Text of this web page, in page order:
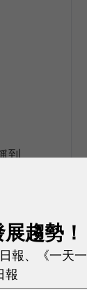
到
就
司
趨勢！
報、《一天一
報